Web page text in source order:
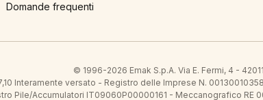
Domande frequenti
© 1996-2026 Emak S.p.A. Via E. Fermi, 4 -
Interamente versato - Registro delle Imprese N.
Pile/Accumulatori IT09060P00000161 - Meccanografico RE